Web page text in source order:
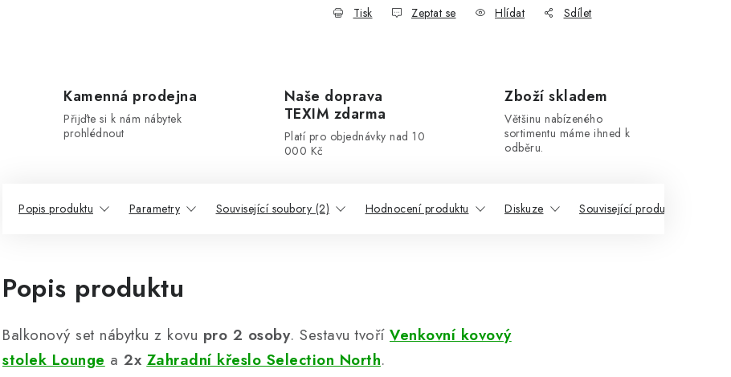
Tisk Zeptat se Hlídat Sdílet
Kamenná prodejna
Přijďte si k nám nábytek
prohlédnout
Naše doprava
TEXIM zdarma
Platí pro objednávky nad 10
000 Kč
Zboží skladem
Většinu nabízeného
sortimentu máme ihned k
odběru.
Popis produktu Parametry Související soubory (2) Hodnocení produktu Diskuze Související produkty
Popis produktu
Balkonový set nábytku z kovu pro 2 osoby. Sestavu tvoří Venkovní kovový
stolek Lounge a 2x Zahradní křeslo Selection North.